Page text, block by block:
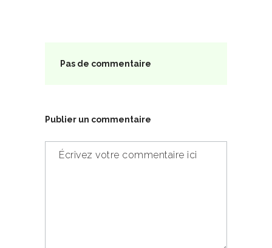
Pas de commentaire
Publier un commentaire